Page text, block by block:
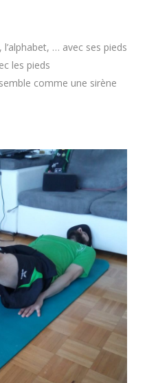
… avec ses pieds
les pieds
comme une sirène